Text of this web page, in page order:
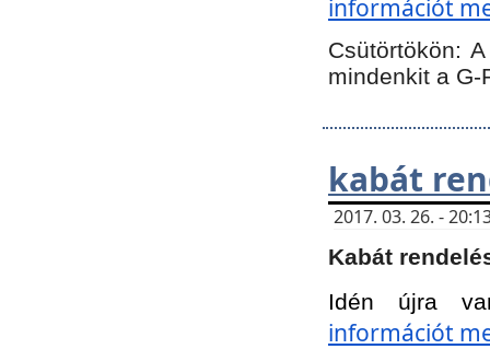
információt
Csütörtökön:A
mindenkit a G-
kabát
2017. 03. 26. -
Kabát
Idén újra
információt